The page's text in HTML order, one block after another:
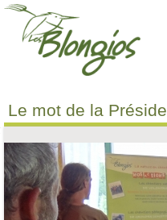
Aller au contenu principal
Le mot de la